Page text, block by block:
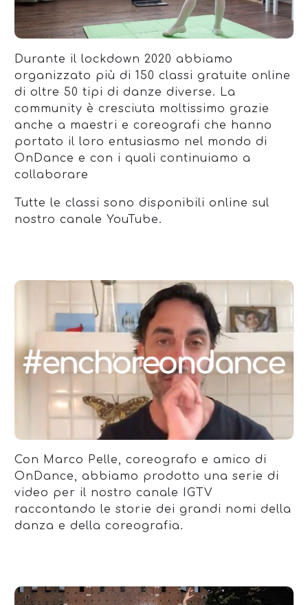
Durante il lockdown 2020 abbiamo
organizzato più di 150 classi gratuite online
di oltre 50 tipi di danze diverse. La
community è cresciuta moltissimo grazie
anche a maestri e coreografi che hanno
portato il loro entusiasmo nel mondo di
OnDance e con i quali continuiamo a
collaborare
Tutte le classi sono disponibili online sul
nostro canale YouTube.
Con Marco Pelle, coreografo e amico di
OnDance, abbiamo prodotto una serie di
video per il nostro canale IGTV
raccontando le storie dei grandi nomi della
danza e della coreografia.